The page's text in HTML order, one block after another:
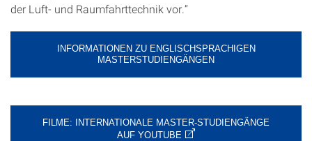
der Luft- und Raumfahrttechnik vor.“
INFORMATIONEN ZU ENGLISCHSPRACHIGEN
MASTERSTUDIENGÄNGEN
FILME: INTERNATIONALE MASTER-STUDIENGÄNGE
AUF YOUTUBE